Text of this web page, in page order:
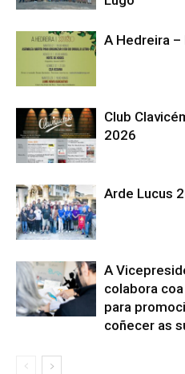
A Hedreira –
Club
2026
Arde Lucus
A
colabora
para
coñecer as